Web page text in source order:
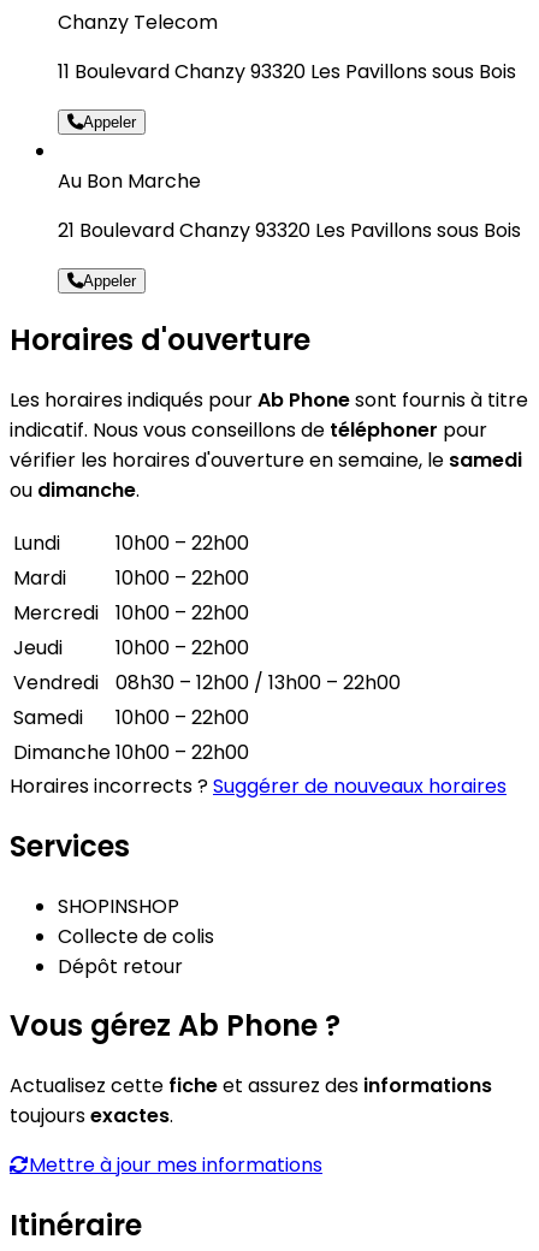
Chanzy Telecom
11 Boulevard Chanzy 93320 Les Pavillons sous Bois
Appeler
Au Bon Marche
21 Boulevard Chanzy 93320 Les Pavillons sous Bois
Appeler
Horaires d'ouverture
Les horaires indiqués pourAb Phonesont fournis à titre
indicatif. Nous vous conseillons de téléphoner pour
vérifier les horaires d'ouverture en semaine, le samedi
ou dimanche.
Lundi
10h00 – 22h00
Mardi
10h00 – 22h00
Mercredi
10h00 – 22h00
Jeudi
10h00 – 22h00
Vendredi
08h30 – 12h00 / 13h00 – 22h00
Samedi
10h00 – 22h00
Dimanche10h00 – 22h00
Horaires incorrects ?Suggérer de nouveaux horaires
Services
SHOPINSHOP
Collecte de colis
Dépôt retour
Vous gérez Ab Phone ?
Actualisez cette ficheet assurez des informations
toujoursexactes.
Mettre à jour mes informations
Itinéraire